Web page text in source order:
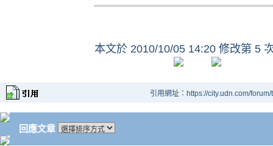
本文於 2010/10/05 14:20 修改第 5
引用網址：https://city.udn.com/
回應文章